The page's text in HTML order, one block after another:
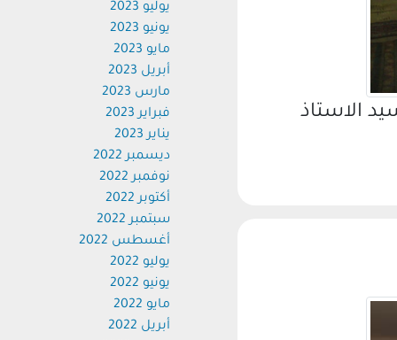
الاستاذ
يوليو 2023
يونيو 2023
مايو 2023
أبريل 2023
مارس 2023
فبراير 2023
يناير 2023
ديسمبر 2022
نوفمبر 2022
أكتوبر 2022
سبتمبر 2022
أغسطس 2022
يوليو 2022
يونيو 2022
مايو 2022
أبريل 2022